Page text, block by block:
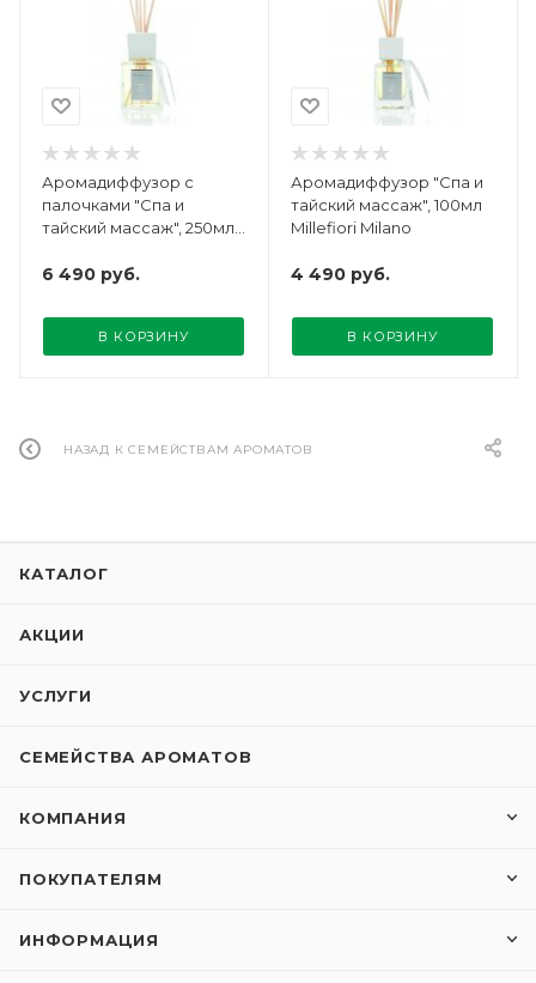
Аромадиффузор с
палочками "Спа и
тайский массаж", 250мл
6 490 руб.
В КОРЗИНУ
Аромадиффузор "Спа и
тайский массаж", 100мл
Millefiori Milano
4 490 руб.
В КОРЗИНУ
НАЗАД К СЕМЕЙСТВАМ АРОМАТОВ
КАТАЛОГ
АКЦИИ
УСЛУГИ
СЕМЕЙСТВА АРОМАТОВ
КОМПАНИЯ
ПОКУПАТЕЛЯМ
ИНФОРМАЦИЯ